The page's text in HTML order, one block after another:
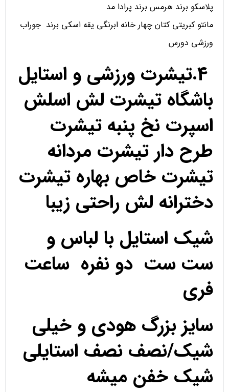
پلاسکو برند هرمس برند پرادا مد
مانتو کبریتی کتان چهار خانه ابرنگی یقه اسکی برند جوراب
ورزشی دورس
4.تیشرت ورزشی و استایل
باشگاه تیشرت لش اسلش
اسپرت نخ پنبه تیشرت
طرح دار تیشرت مردانه
تیشرت خاص بهاره تیشرت
دخترانه لش راحتی زیبا
شیک استایل با لباس و
ست ست دو نفره ساعت
فری
سایز بزرگ هودی و خیلی
شیک/نصف نصف استایلی
شیک خفن میشه